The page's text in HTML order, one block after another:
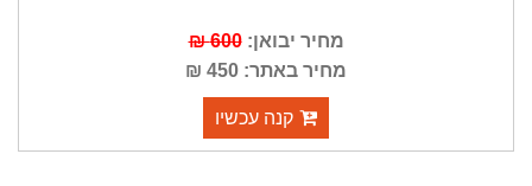
מחיר יבואן:600 ₪
מחיר באתר: 450 ₪
קנה עכשיו